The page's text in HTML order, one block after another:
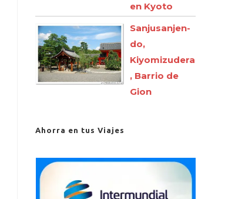
en Kyoto
Sanjusanjen-
do,
Kiyomizudera
, Barrio de
Gion
Ahorra en tus Viajes